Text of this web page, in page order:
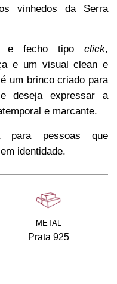
vinhedos da Serra
e fecho tipo click,
e um visual clean e
um brinco criado para
deseja expressar a
e marcante.
para pessoas que
identidade.
METAL
Prata 925